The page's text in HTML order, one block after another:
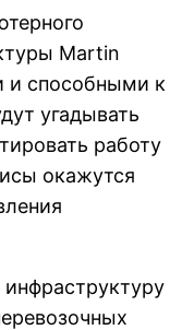
Martin
и способными к
угадывать
работу
окажутся